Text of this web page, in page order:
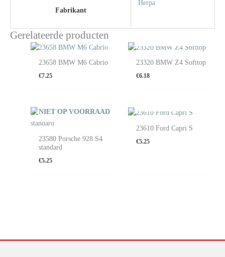
Fabrikant
Herpa
Gerelateerde producten
23658 BMW M6 Cabrio
€7.25
23320 BMW Z4 Softtop
€6.18
NIET OP VOORRAAD
23580 Porsche 928 S4
standard
€5.25
23610 Ford Capri S
€5.25